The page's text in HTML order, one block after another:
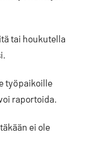
tai houkutella
työpaikoille
raportoida.
ei ole